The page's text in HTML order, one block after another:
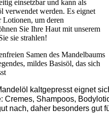
einsetzbar und kann als
verwendet werden. Es eignet
Lotionen, um deren
Sie Ihre Haut mit unserem
sie strahlen!
Samen des Mandelbaums
mildes Basisöl, das sich
kaltgepresst eignet
Cremes, Shampoos,
nach, daher besonders gut